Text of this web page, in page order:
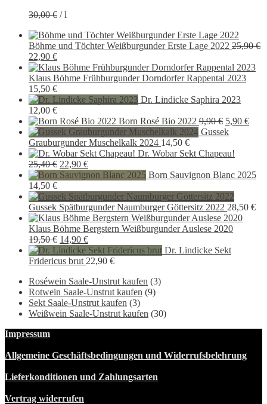
30,00€ /l
Böhme und Töchter Weißburgunder Erste Lage 2022 25,90€
Ursprünglicher
Preis
war:
25,90 €
22,90 €Aktueller
Preis
ist:
22,90 €.
Klaus Böhme Frühburgunder Dorndorfer Rappental 2023
15,50 €
Dr. Lindicke Saphira 2023
12,00 €
Born Rosé Bio 2022 9,90€
Preis
9,90 €
5,90 €
Gussek
Grauburgunder Muschelkalk 2024 14,50 €
Dr. Wobar Sekt Chapeau!
25,40€ Ursprünglicher
Preis
25,40 €
22,90 €Aktueller
Preis
22,90 €.
Born Sauvignon Blanc 2025
14,50 €
Gussek Spätburgunder Naumburger Göttersitz 2022 28,50 €
Klaus Böhme Bergstern Weißburgunder Auslese 2020
19,50€ Ursprünglicher
Preis
war:
14,90 €Aktueller
Preis
ist:
Dr. Lindicke Sekt
Fridericus brut 22,90 €
Roséwein Saale-Unstrut kaufen (3)
Rotwein Saale-Unstrut kaufen (9)
Sekt Saale-Unstrut kaufen (3)
Weißwein Saale-Unstrut kaufen (30)
Impressum
Allgemeine Geschäftsbedingungen und Widerrufsbelehrung
Lieferkonditionen und Zahlungsarten
Vertrag widerrufen